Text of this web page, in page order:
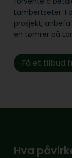
Lambertseter.
prosjekt,
en tømrer på
Få et tilbud
Hva